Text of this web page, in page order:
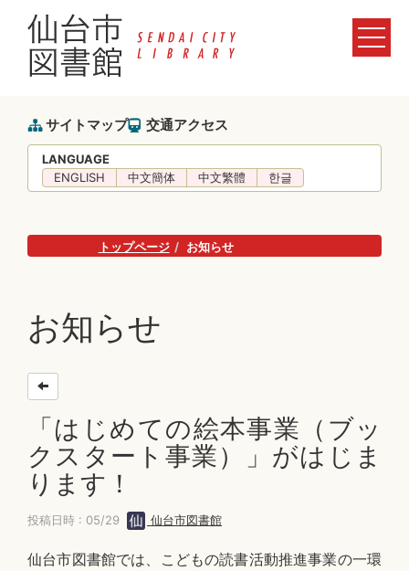
サイトマップ 交通アクセス
LANGUAGE
ENGLISH
中文簡体 中文繁體 한글
トップページ お知らせ
お知らせ
「はじめての絵本事業（ブッ
クスタート事業）」がはじま
ります！
投稿日時 : 05/29 仙台市図書館
仙台市図書館では、こどもの読書活動推進事業の一環